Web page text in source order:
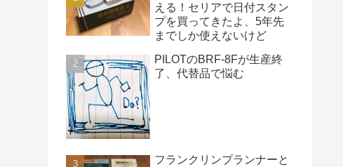
える！セリアで日付スタン
プを買ってきたよ、5年先
までしか使えないけど
PILOTのBRF-8Fが生産終
了、代替品で悩む
フランクリンプランナーと